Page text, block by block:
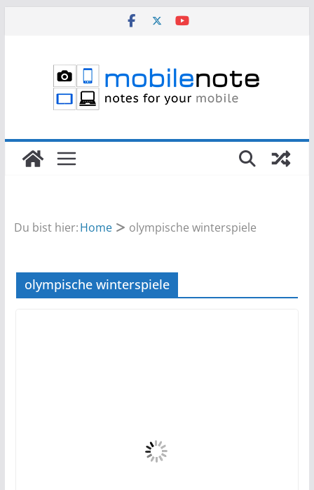
Du bist hier:Home olympische winterspiele
olympische winterspiele